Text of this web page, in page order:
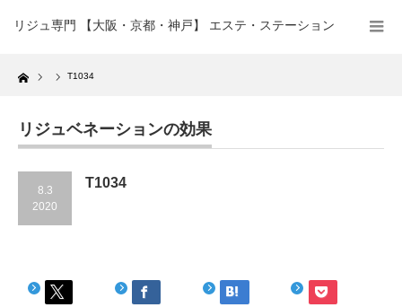
リジュ専門 【大阪・京都・神戸】 エステ・ステーション
Home T1034
リジュベネーションの効果
8.3
2020
T1034